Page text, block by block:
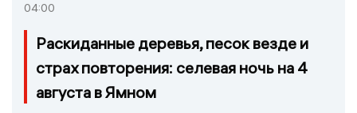
04:00
Раскиданные деревья, песок везде и
страх повторения: селевая ночь на 4
августа в Ямном